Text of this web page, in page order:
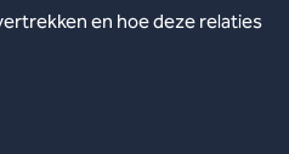
en hoe deze relaties